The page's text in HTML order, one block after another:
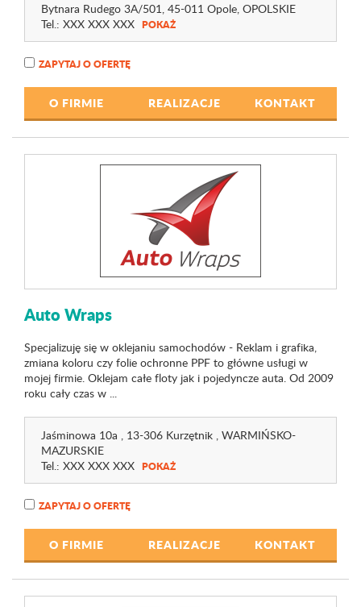
Bytnara Rudego 3A/501, 45-011 Opole, OPOLSKIE
Tel.: XXX XXX XXX POKAŻ
ZAPYTAJ O OFERTĘ
O FIRMIE REALIZACJE KONTAKT
Auto Wraps
Specjalizuję się w oklejaniu samochodów - Reklam i grafika,
zmiana koloru czy folie ochronne PPF to główne usługi w
mojej firmie. Oklejam całe floty jak i pojedyncze auta. Od 2009
roku cały czas w ...
Jaśminowa 10a , 13-306 Kurzętnik , WARMIŃSKO-
MAZURSKIE
Tel.: XXX XXX XXX POKAŻ
ZAPYTAJ O OFERTĘ
O FIRMIE REALIZACJE KONTAKT